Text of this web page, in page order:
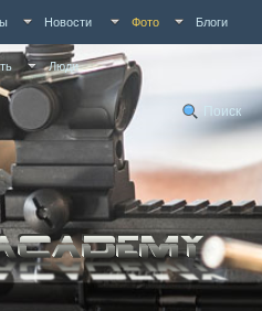
Новости Фото Блоги
Люди
Поиск